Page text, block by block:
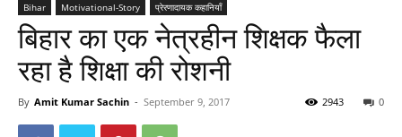
Bihar Motivational-Story प्रेरणादायक कहानियाँ
बिहार का एक नेत्रहीन शिक्षक फैला
रहा है शिक्षा की रोशनी
By Amit Kumar Sachin - September 9, 2017 0
2943